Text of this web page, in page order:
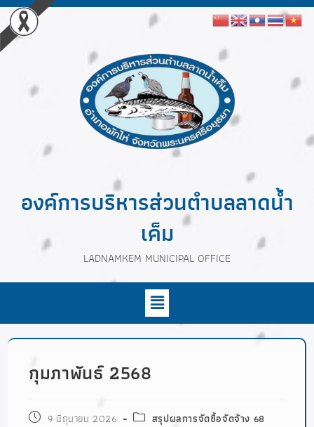
องค์การบริหารส่วนตำบลลาดน้ำ
เค็ม
LADNAMKEM MUNICIPAL OFFICE
กุมภาพันธ์ 2568
9 มิถุนายน 2026 สรุปผลการจัดซื้อจัดจ้าง 68